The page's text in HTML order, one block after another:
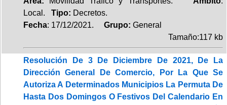
Local. Tipo: Decretos.
Fecha: 17/12/2021. Grupo: General
Tamaño:117 kb
Resolución De 3 De Diciembre De 2021, De La
Dirección General De Comercio, Por La Que Se
Autoriza A Determinados Municipios La Permuta De
Hasta Dos Domingos O Festivos Del Calendario En